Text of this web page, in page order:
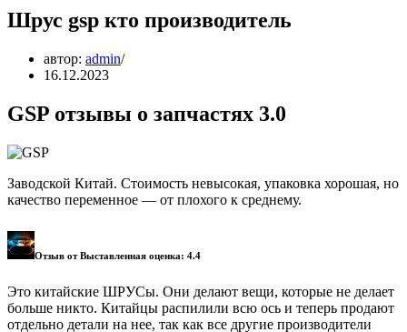
Шрус gsp кто производитель
автор: admin
16.12.2023
GSP отзывы о запчастях 3.0
Заводской Китай. Стоимость невысокая, упаковка хорошая, но
качество переменное — от плохого к среднему.
Отзыв от Выставленная оценка: 4.4
Это китайские ШРУСы. Они делают вещи, которые не делает
больше никто. Китайцы распилили всю ось и теперь продают
отдельно детали на нее, так как все другие производители